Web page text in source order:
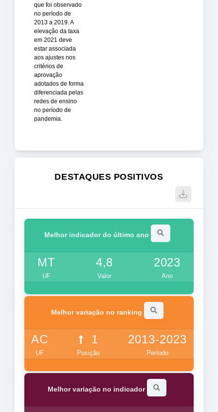
que foi observado
no período de
2013 a 2019. A
elevação da taxa
em 2021 deve
estar associada
aos ajustes nos
critérios de
aprovação
adotados de forma
diferenciada pelas
redes de ensino
no período de
pandemia.
DESTAQUES POSITIVOS
Melhor indicador do último ano
MT
UF
4,8
Valor
2023
Ano
Melhor variação no ranking
AC
UF
1
Posição
2013-2023
Período
Melhor variação no indicador